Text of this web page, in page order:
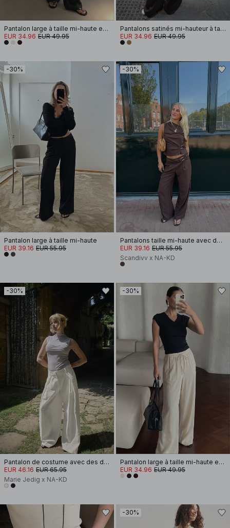
Pantalon large à taille mi-haute en viscose mélangée
EUR 34.96 EUR 49.95
Pantalons satinés mi-hauteur à taille élastique
EUR 34.96 EUR 49.95
-30%
Pantalon large à taille mi-haute
EUR 39.16 EUR 55.95
-30%
Pantalons taille mi-haute avec détail de boucle
EUR 39.16 EUR 55.95
Scandivv x NA-KD
-30%
Pantalon de costume avec des détails plissés
EUR 46.16 EUR 65.95
Marie Jedig x NA-KD
-30%
Pantalon large à taille mi-haute en viscose mélangée
EUR 34.96 EUR 49.95
-30%